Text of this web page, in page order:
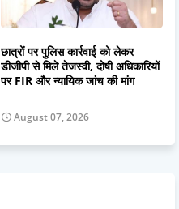
छात्रों पर पुलिस कार्रवाई को लेकर
डीजीपी से मिले तेजस्वी, दोषी अधिकारियों
पर FIR और न्यायिक जांच की मांग
August 07, 2026